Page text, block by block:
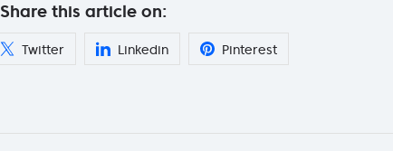
Share this article on:
Twitter Linkedin Pinterest